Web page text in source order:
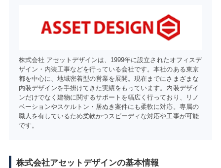
株式会社 アセットデザインは、1999年に設立されたオフィスデ
ザイン・内装工事などを行っている会社です。本社のある東京
都を中心に、地域密着型の営業を展開。現在までにさまざまな
内装デザインを手掛けてきた実績をもっています。内装デザイ
ンだけでなく建物に関するサポートを幅広く行っており、リノ
ベーションやスケルトン・居ぬき案件にも柔軟に対応。専属の
職人を有しているため柔軟かつスピーディな対応や工事が可能
です。
株式会社アセットデザインの基本情報